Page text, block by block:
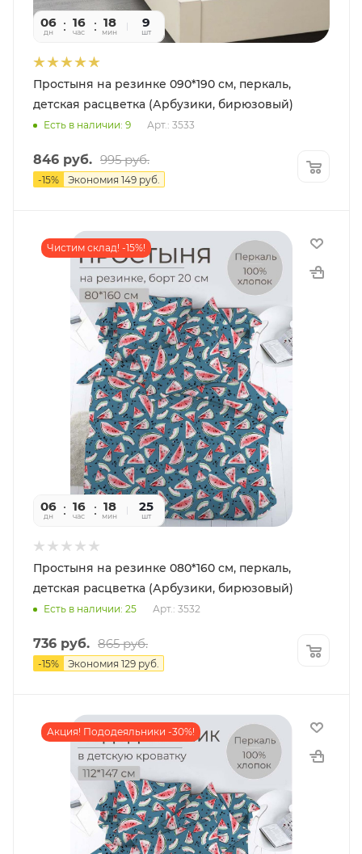
06
дн
16
час
18
мин
22
сек
9
шт
Простыня на резинке 090*190 см, перкаль,
детская расцветка (Арбузики, бирюзовый)
Есть в наличии: 9 Арт.: 3533
846 руб. 995руб.
-15% Экономия 149 руб.
Чистим склад! -15%!
06
дн
16
час
18
мин
22
сек
25
шт
Простыня на резинке 080*160 см, перкаль,
детская расцветка (Арбузики, бирюзовый)
Есть в наличии: 25 Арт.: 3532
736 руб. 865руб.
-15% Экономия 129 руб.
Акция! Пододеяльники -30%!